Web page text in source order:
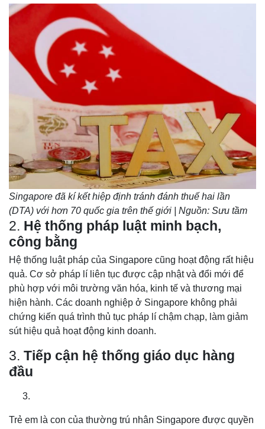
Singapore đã kí kết hiệp định tránh đánh thuế hai lần
(DTA) với hơn 70 quốc gia trên thế giới | Nguồn: Sưu tầm
2. Hệ thống pháp luật minh bạch,
công bằng
Hệ thống luật pháp của Singapore cũng hoạt động rất hiệu
quả. Cơ sở pháp lí liên tục được cập nhật và đổi mới để
phù hợp với môi trường văn hóa, kinh tế và thương mại
hiện hành. Các doanh nghiệp ở Singapore không phải
chứng kiến quá trình thủ tục pháp lí chậm chạp, làm giảm
sút hiệu quả hoạt động kinh doanh.
3. Tiếp cận hệ thống giáo dục hàng
đầu
Trẻ em là con của thường trú nhân Singapore được quyền